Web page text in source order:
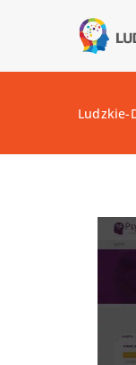
Ludzkie-